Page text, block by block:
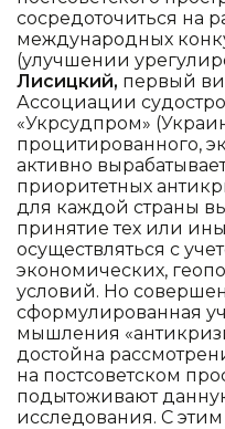
сосредоточиться на
международных
(улучшении
Лисицкий, первый
Ассоциации
«Укрсудпром»
процитированного,
активно
приоритетных
для каждой страны
принятие тех или
осуществляться с
экономических,
условий. Но
сформулированная
мышления
достойна
на постсоветском
подытоживают
исследования. С